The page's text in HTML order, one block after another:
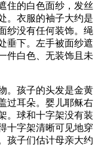
住的白色面纱，发丝
。衣服的袖子大约是
纱没有任何装饰。绳
垂下。左手被面纱遮
件白色、无装饰且未
。孩子的头发是金黄
过耳朵。婴儿耶稣右
。球和十字架没有装
十字架清晰可见地穿
孩子们估计母亲大约